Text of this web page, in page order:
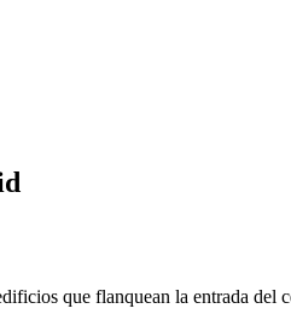
que flanquean la entrada